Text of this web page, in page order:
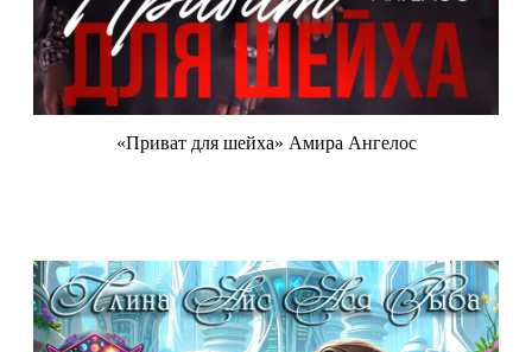
«Приват для шейха» Амира Ангелос